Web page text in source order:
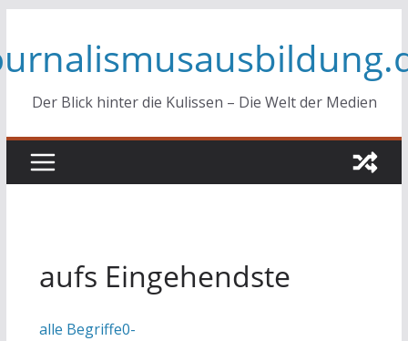
springen
Der Blick hinter die Kulissen – Die Welt der Medien
aufs Eingehendste
alle Begriffe0-